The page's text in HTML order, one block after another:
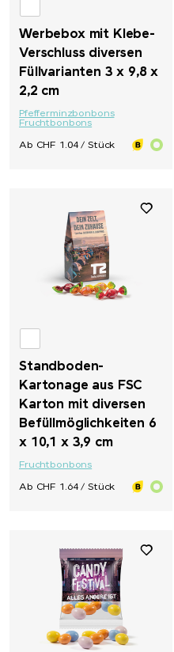
Werbebox mit Klebe-
Verschluss diversen
Füllvarianten 3 x 9,8 x
2,2 cm
Pfefferminzbonbons
Fruchtbonbons
Ab CHF 1.04 / Stück
Standboden-
Kartonage aus FSC
Karton mit diversen
Befüllmöglichkeiten 6
x 10,1 x 3,9 cm
Fruchtbonbons
Ab CHF 1.64 / Stück